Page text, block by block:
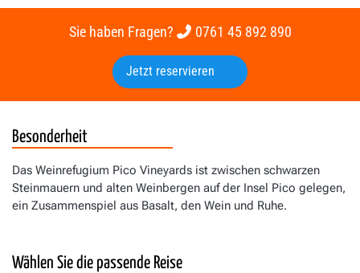
Sie haben Fragen? 0761 45 892 890
Jetzt reservieren
Besonderheit
Das Weinrefugium Pico Vineyards ist zwischen schwarzen
Steinmauern und alten Weinbergen auf der Insel Pico gelegen,
ein Zusammenspiel aus Basalt, den Wein und Ruhe.
Wählen Sie die passende Reise